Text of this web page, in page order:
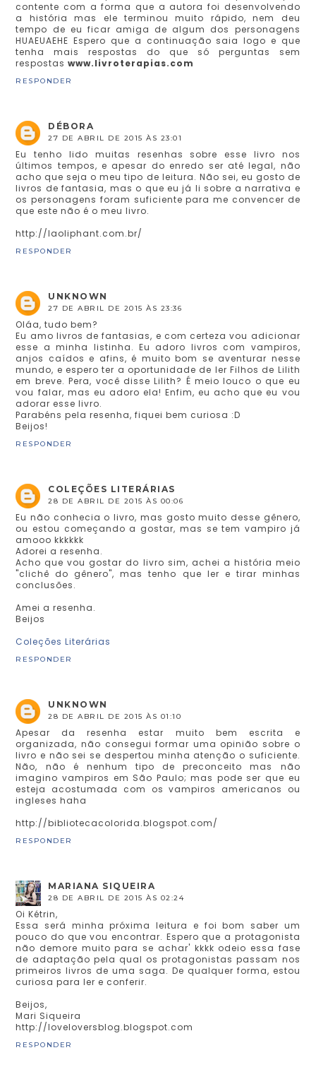
contente com a forma que a autora foi desenvolvendo
a história mas ele terminou muito rápido, nem deu
tempo de eu ficar amiga de algum dos personagens
HUAEUAEHE Espero que a continuação saia logo e que
tenha mais respostas do que só perguntas sem
respostaswww.livroterapias.com
RESPONDER
DÉBORA
27 DE ABRIL DE 2015 ÀS 23:01
Eu tenho lido muitas resenhas sobre esse livro nos
últimos tempos, e apesar do enredo ser até legal, não
acho que seja o meu tipo de leitura. Não sei, eu gosto de
livros de fantasia, mas o que eu já li sobre a narrativa e
os personagens foram suficiente para me convencer de
que este não é o meu livro.
http://laoliphant.com.br/
RESPONDER
UNKNOWN
27 DE ABRIL DE 2015 ÀS 23:36
Oláa, tudo bem?
Eu amo livros de fantasias, e com certeza vou adicionar
esse a minha listinha. Eu adoro livros com vampiros,
anjos caídos e afins, é muito bom se aventurar nesse
mundo, e espero ter a oportunidade de ler Filhos de Lilith
em breve. Pera, você disse Lilith? É meio louco o que eu
vou falar, mas eu adoro ela! Enfim, eu acho que eu vou
adorar esse livro.
Parabéns pela resenha, fiquei bem curiosa :D
Beijos!
RESPONDER
COLEÇÕES LITERÁRIAS
28 DE ABRIL DE 2015 ÀS 00:06
Eu não conhecia o livro, mas gosto muito desse gênero,
ou estou começando a gostar, mas se tem vampiro já
amooo kkkkkk
Adorei a resenha.
Acho que vou gostar do livro sim, achei a história meio
"clichê do gênero", mas tenho que ler e tirar minhas
conclusões.
Amei a resenha.
Beijos
Coleções Literárias
RESPONDER
UNKNOWN
28 DE ABRIL DE 2015 ÀS 01:10
Apesar da resenha estar muito bem escrita e
organizada, não consegui formar uma opinião sobre o
livro e não sei se despertou minha atenção o suficiente.
Não, não é nenhum tipo de preconceito mas não
imagino vampiros em São Paulo; mas pode ser que eu
esteja acostumada com os vampiros americanos ou
ingleses haha
http://bibliotecacolorida.blogspot.com/
RESPONDER
MARIANA SIQUEIRA
28 DE ABRIL DE 2015 ÀS 02:24
Oi Kétrin,
Essa será minha próxima leitura e foi bom saber um
pouco do que vou encontrar. Espero que a protagonista
não demore muito para se achar' kkkk odeio essa fase
de adaptação pela qual os protagonistas passam nos
primeiros livros de uma saga. De qualquer forma, estou
curiosa para ler e conferir.
Beijos,
Mari Siqueira
http://loveloversblog.blogspot.com
RESPONDER